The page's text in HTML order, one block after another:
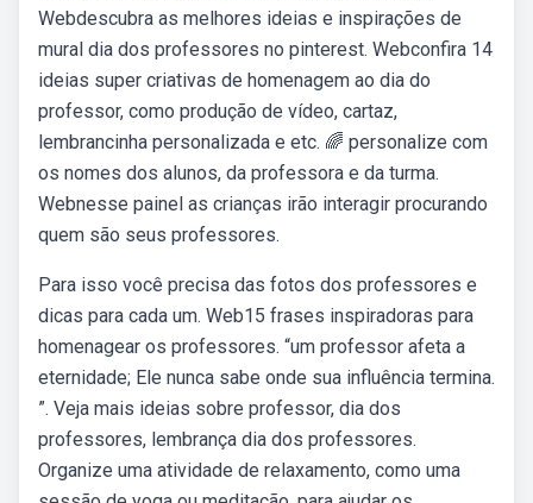
Webdescubra as melhores ideias e inspirações de
mural dia dos professores no pinterest. Webconfira 14
ideias super criativas de homenagem ao dia do
professor, como produção de vídeo, cartaz,
lembrancinha personalizada e etc. 🌈 personalize com
os nomes dos alunos, da professora e da turma.
Webnesse painel as crianças irão interagir procurando
quem são seus professores.
Para isso você precisa das fotos dos professores e
dicas para cada um. Web15 frases inspiradoras para
homenagear os professores. “um professor afeta a
eternidade; Ele nunca sabe onde sua influência termina.
”. Veja mais ideias sobre professor, dia dos
professores, lembrança dia dos professores.
Organize uma atividade de relaxamento, como uma